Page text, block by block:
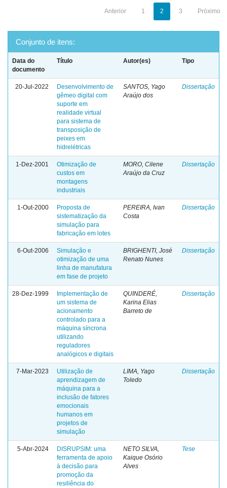
Anterior 1 2 3 Próximo
Conjunto de itens:
Data do
documento
Título Autor(es) Tipo
20-Jul-2022
Desenvolvimento de
gêmeo digital com
suporte em
realidade virtual
para sistema de
transposição de
peixes em
hidrelétricas
SANTOS, Yago
Araújo dos
Dissertação
1-Dez-2001
Otimização de
custos em
montagens
industriais
MORO, Cilene
Araújo da Cruz
Dissertação
1-Out-2000
Proposta de
sistematização da
simulação para
fabricação em lotes
PEREIRA, Ivan
Costa
Dissertação
6-Out-2006
Simulação e
otimização de uma
linha de manufatura
em fase de projeto
BRIGHENTI, José
Renato Nunes
Dissertação
28-Dez-1999
Implementação de
um sistema de
acionamento
controlado para a
máquina síncrona
utilizando
reguladores
analógicos e digitais
QUINDERÉ,
Karina Elias
Barreto de
Dissertação
7-Mar-2023
Utilização de
aprendizagem de
máquina para a
inclusão de fatores
emocionais
humanos em
projetos de
simulação
LIMA, Yago
Toledo
Dissertação
5-Abr-2024
DISRUPSIM: uma
ferramenta de apoio
à decisão para
promoção da
resiliência do
NETO SILVA,
Kaique Osório
Alves
Tese